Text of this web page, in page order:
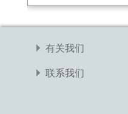
有关我们
联系我们